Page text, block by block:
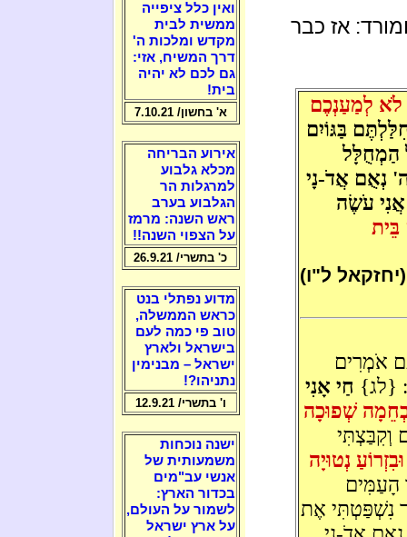
אז כבר
לֹא לְמַעַנְכֶם
בַּגּוֹיִם
הַמְחֻלָּל
נְאֻם אֲדֹ-נָי
אֲנִי עֹשֶׂה
בֵּית
(יחזקאל ל"ו)
אֹמְרִים
{לג} חַי אָנִי
שְׁפוּכָה
וְקִבַּצְתִּי
נְטוּיָה
הָעַמִּים
נִשְׁפַּטְתִּי אֶת
ואין כלל ציפייה
ממשית לבית
מקדש ומלכות ה'
דרך המשיח, אזי:
גם לכם לא יהיה
בית!
א' בחשון/ 7.10.21
אירוע הבריחה
מכלא גלבוע
למרגלות הר
הגלבוע בערב
ראש השנה: מרמז
על הצפוי השנה!!
כ' בתשרי/ 26.9.21
מדוע נפתלי בנט
כראש הממשלה,
טוב פי כמה לעם
בישראל ולארץ
ישראל – מבנימין
נתניהו?!
ו' בתשרי/ 12.9.21
ישנה נוכחות
משמעותית של
אנשי עב"מים
בכדור הארץ:
לשמור על העולם,
על ארץ ישראל